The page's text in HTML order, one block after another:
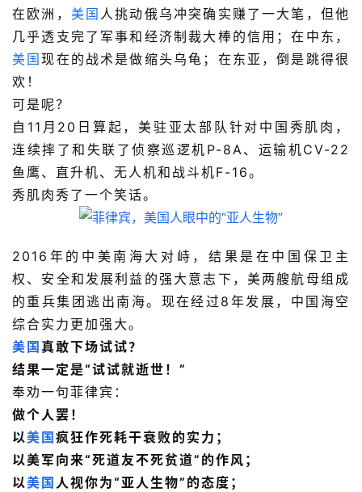
在欧洲， 美国 人挑动俄乌冲突确实赚了一大笔，但他
几乎透支完了军事和经济制裁大棒的信用；在中东，
美国现在的战术是做缩头乌龟；在东亚，倒是跳得很
欢！
可是呢？
自11月20日算起，美驻亚太部队针对中国秀肌肉，
连续摔了和失联了侦察巡逻机P-8A、运输机CV-22
鱼鹰、直升机、无人机和战斗机F-16。
秀肌肉秀了一个笑话。
2016年的中美南海大对峙，结果是在中国保卫主
权、安全和发展利益的强大意志下，美两艘航母组成
的重兵集团逃出南海。现在经过8年发展，中国海空
综合实力更加强大。
美国 真敢下场试试？
结果一定是“试试就逝世！”
奉劝一句菲律宾：
做个人罢！
以美国 疯狂作死耗干衰败的实力；
以美军向来“死道友不死贫道”的作风；
以美国 人视你为“亚人生物”的态度；